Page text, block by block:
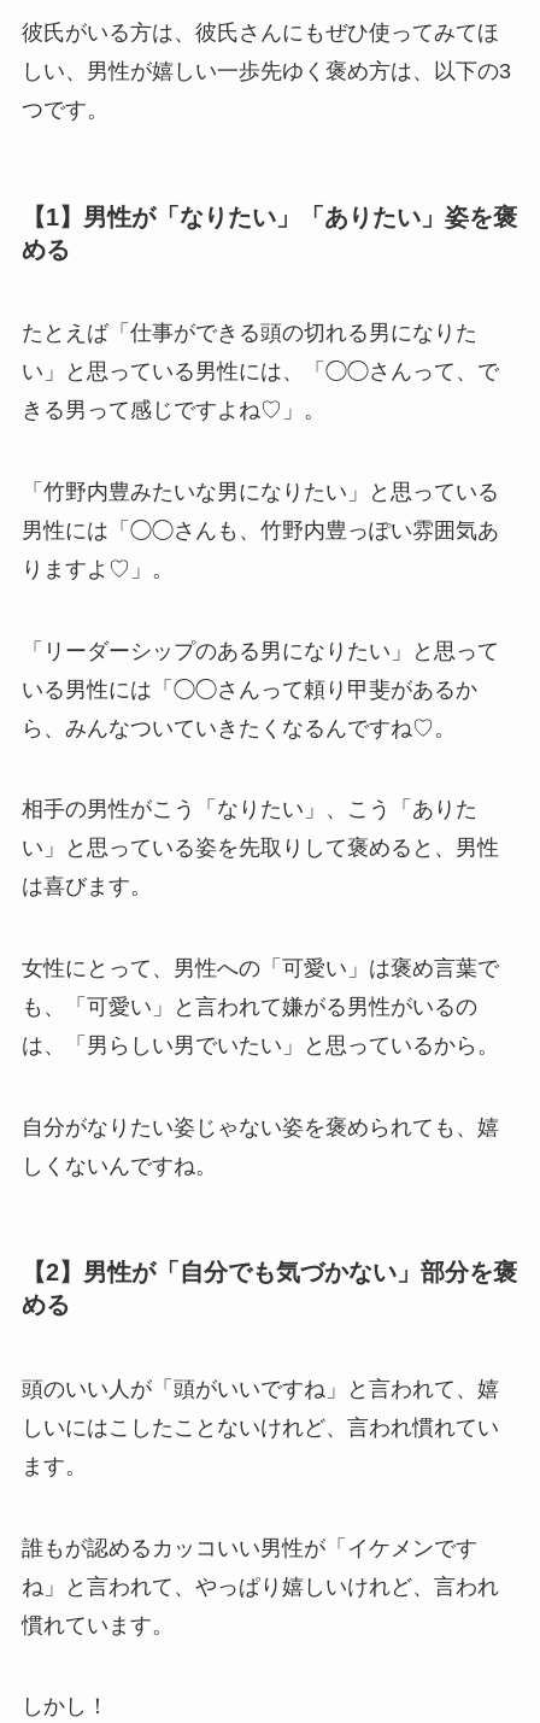
彼氏がいる方は、彼氏さんにもぜひ使ってみてほ
しい、男性が嬉しい一歩先ゆく褒め方は、以下の3
つです。
【1】男性が「なりたい」「ありたい」姿を褒
める
たとえば「仕事ができる頭の切れる男になりた
い」と思っている男性には、「◯◯さんって、で
きる男って感じですよね♡」。
「竹野内豊みたいな男になりたい」と思っている
男性には「◯◯さんも、竹野内豊っぽい雰囲気あ
りますよ♡」。
「リーダーシップのある男になりたい」と思って
いる男性には「◯◯さんって頼り甲斐があるか
ら、みんなついていきたくなるんですね♡。
相手の男性がこう「なりたい」、こう「ありた
い」と思っている姿を先取りして褒めると、男性
は喜びます。
女性にとって、男性への「可愛い」は褒め言葉で
も、「可愛い」と言われて嫌がる男性がいるの
は、「男らしい男でいたい」と思っているから。
自分がなりたい姿じゃない姿を褒められても、嬉
しくないんですね。
【2】男性が「自分でも気づかない」部分を褒
める
頭のいい人が「頭がいいですね」と言われて、嬉
しいにはこしたことないけれど、言われ慣れてい
ます。
誰もが認めるカッコいい男性が「イケメンです
ね」と言われて、やっぱり嬉しいけれど、言われ
慣れています。
しかし！